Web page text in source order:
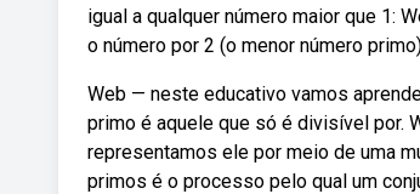
igual a qualquer número maior que 1:
o número por 2 (o menor número
Web — neste educativo vamos
primo é aquele que só é divisível por.
representamos ele por meio de uma
primos é o processo pelo qual um